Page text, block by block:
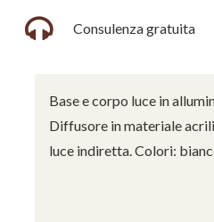
Consulenza gratuita
Base e corpo luce in
Diffusore in materiale
luce indiretta. Colori: